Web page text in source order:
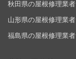
秋田県の屋根修理業者
山形県の屋根修理業者
福島県の屋根修理業者